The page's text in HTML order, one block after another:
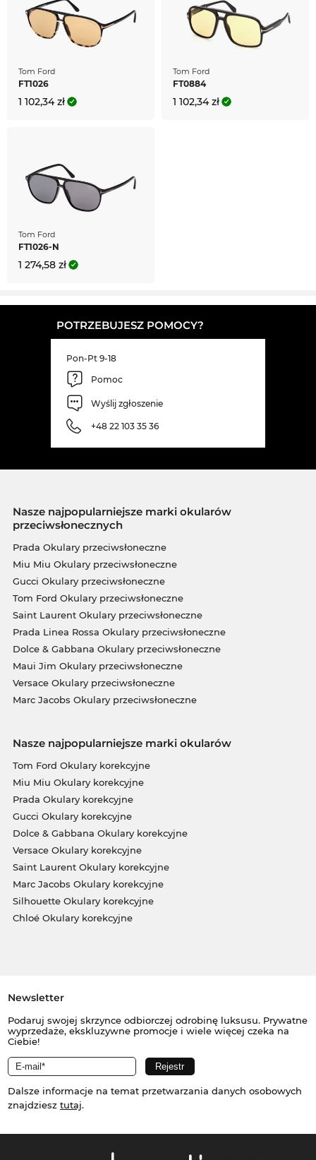
Tom Ford
FT1026
1 102,34 zł
Tom Ford
FT0884
1 102,34 zł
Tom Ford
FT1026-N
1 274,58 zł
POTRZEBUJESZ POMOCY?
Pon-Pt 9-18
Pomoc
Wyślij zgłoszenie
+48 22 103 35 36
Nasze najpopularniejsze marki okularów
przeciwsłonecznych
Prada Okulary przeciwsłoneczne
Miu Miu Okulary przeciwsłoneczne
Gucci Okulary przeciwsłoneczne
Tom Ford Okulary przeciwsłoneczne
Saint Laurent Okulary przeciwsłoneczne
Prada Linea Rossa Okulary przeciwsłoneczne
Dolce & Gabbana Okulary przeciwsłoneczne
Maui Jim Okulary przeciwsłoneczne
Versace Okulary przeciwsłoneczne
Marc Jacobs Okulary przeciwsłoneczne
Nasze najpopularniejsze marki okularów
Tom Ford Okulary korekcyjne
Miu Miu Okulary korekcyjne
Prada Okulary korekcyjne
Gucci Okulary korekcyjne
Dolce & Gabbana Okulary korekcyjne
Versace Okulary korekcyjne
Saint Laurent Okulary korekcyjne
Marc Jacobs Okulary korekcyjne
Silhouette Okulary korekcyjne
Chloé Okulary korekcyjne
Newsletter
Podaruj swojej skrzynce odbiorczej odrobinę luksusu. Prywatne
wyprzedaże, ekskluzywne promocje i wiele więcej czeka na
Ciebie!
Dalsze informacje na temat przetwarzania danych osobowych
znajdziesz tutaj.